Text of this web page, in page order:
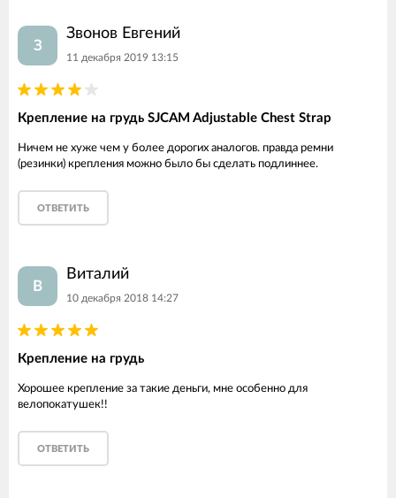
З
Звонов Евгений
11 декабря 2019 13:15
Крепление на грудь SJCAM Adjustable Chest Strap
Ничем не хуже чем у более дорогих аналогов. правда ремни
(резинки) крепления можно было бы сделать подлиннее.
ОТВЕТИТЬ
В
Виталий
10 декабря 2018 14:27
Крепление на грудь
Хорошее крепление за такие деньги, мне особенно для
велопокатушек!!
ОТВЕТИТЬ